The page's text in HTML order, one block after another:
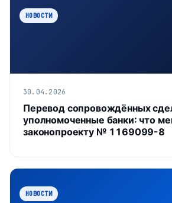
НОВОСТИ
30.04.2026
Перевод сопровождённых
уполномоченные банки: что
законопроекту № 1169099-8
НОВОСТИ